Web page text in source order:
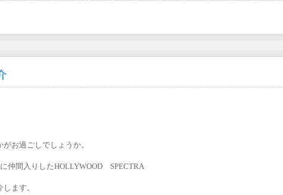
お過ごしでしょうか。
仲間入りしたHOLLYWOOD SPECTRA
ます。